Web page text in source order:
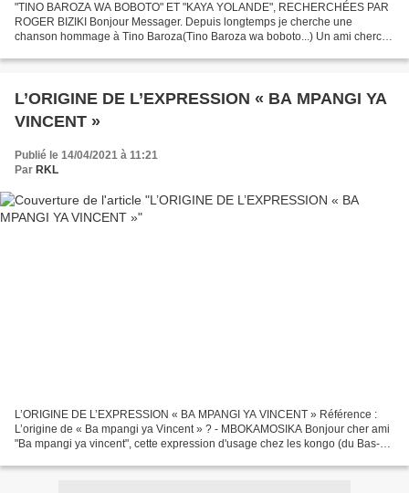
"TINO BAROZA WA BOBOTO" ET "KAYA YOLANDE", RECHERCHÉES PAR
ROGER BIZIKI Bonjour Messager. Depuis longtemps je cherche une
chanson hommage à Tino Baroza(Tino Baroza wa boboto...) Un ami cherche
L’ORIGINE DE L’EXPRESSION « BA MPANGI YA
VINCENT »
Publié le 14/04/2021 à 11:21
Par RKL
L’ORIGINE DE L’EXPRESSION « BA MPANGI YA VINCENT » Référence :
L’origine de « Ba mpangi ya Vincent » ? - MBOKAMOSIKA Bonjour cher ami
"Ba mpangi ya vincent", cette expression d'usage chez les kongo (du Bas-